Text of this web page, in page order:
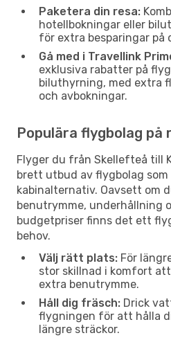
Paketera din resa:
hotellbokningar eller
för extra besparingar på
Gå med i Travellink
exklusiva rabatter på
biluthyrning, med extra
och avbokningar.
Populära flygbolag på
Flyger du från Skellefteå till
brett utbud av flygbolag som
kabinalternativ. Oavsett om
benutrymme, underhållning
budgetpriser finns det ett
behov.
Välj rätt plats: För
stor skillnad i komfort
extra benutrymme.
Håll dig fräsch: Drick
flygningen för att hålla
längre sträckor.